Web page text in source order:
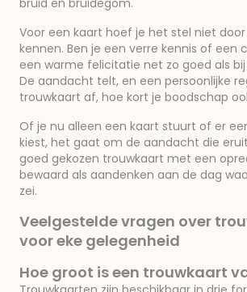
bruid en bruidegom.
Voor een kaart hoef je het stel niet
kennen. Ben je een verre kennis of een
een warme felicitatie net zo goed als
De aandacht telt, en een persoonlijke
trouwkaart af, hoe kort je boodschap
Of je nu alleen een kaart stuurt of er
kiest, het gaat om de aandacht die
goed gekozen trouwkaart met een
bewaard als aandenken aan de dag
zei.
Veelgestelde vragen over
voor eke gelegenheid
Hoe groot is een trouwkaart